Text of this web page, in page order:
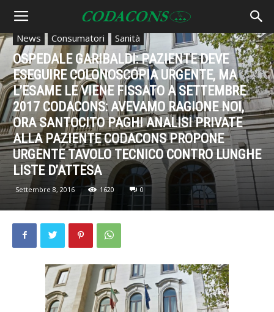
News Consumatori Sanità
OSPEDALE GARIBALDI: PAZIENTE DEVE
ESEGUIRE COLONOSCOPIA URGENTE, MA
L’ESAME LE VIENE FISSATO A SETTEMBRE
2017 CODACONS: AVEVAMO RAGIONE NOI,
ORA SANTOCITO PAGHI ANALISI PRIVATE
ALLA PAZIENTE CODACONS PROPONE
URGENTE TAVOLO TECNICO CONTRO LUNGHE
LISTE D’ATTESA
Settembre 8, 2016 1620 0